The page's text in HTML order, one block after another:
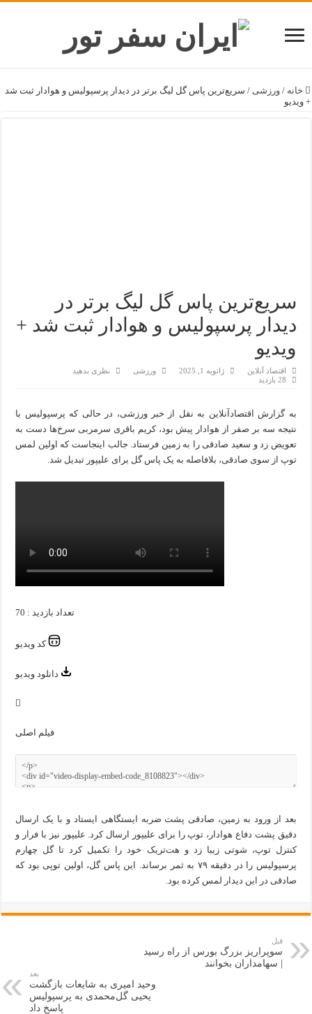
خانه / ورزشی / سریع‌ترین پاس گل لیگ برتر در دیدار پرسپولیس و هوادار ثبت شد
+ ویدیو
سریع‌ترین پاس گل لیگ برتر در
دیدار پرسپولیس و هوادار ثبت شد +
ویدیو
اقتصاد آنلاین ژانویه 1, 2025 ورزشی
نظری بدهید
28 بازدید
به گزارش اقتصادآنلاین به نقل از خبر ورزشی، در حالی که پرسپولیس با
نتیجه سه بر صفر از هوادار پیش بود، کریم باقری سرمربی سرخ‌ها دست به
تعویض زد و سعید صادقی را به زمین فرستاد. جالب اینجاست که اولین لمس
توپ از سوی صادقی، بلافاصله به یک پاس گل برای علیپور تبدیل شد.
تعداد بازدید : 70
کد ویدیو
فیلم اصلی
بعد از ورود به زمین، صادقی پشت ضربه ایستگاهی ایستاد و با یک ارسال
دقیق پشت دفاع هوادار، توپ را برای علیپور ارسال کرد. علیپور نیز با فرار و
کنترل توپ، شوتی زیبا زد و هت‌تریک خود را تکمیل کرد تا گل چهارم
پرسپولیس را در دقیقه ۷۹ به ثمر برساند. این پاس گل، اولین توپی بود که
صادقی در این دیدار لمس کرده بود.
قبل
سوپراریز بزرگ بورس از راه رسید
| سهامداران بخوانند
بعد
وحید امیری به شایعات بازگشت
یحیی گل‌محمدی به پرسپولیس
پاسخ داد